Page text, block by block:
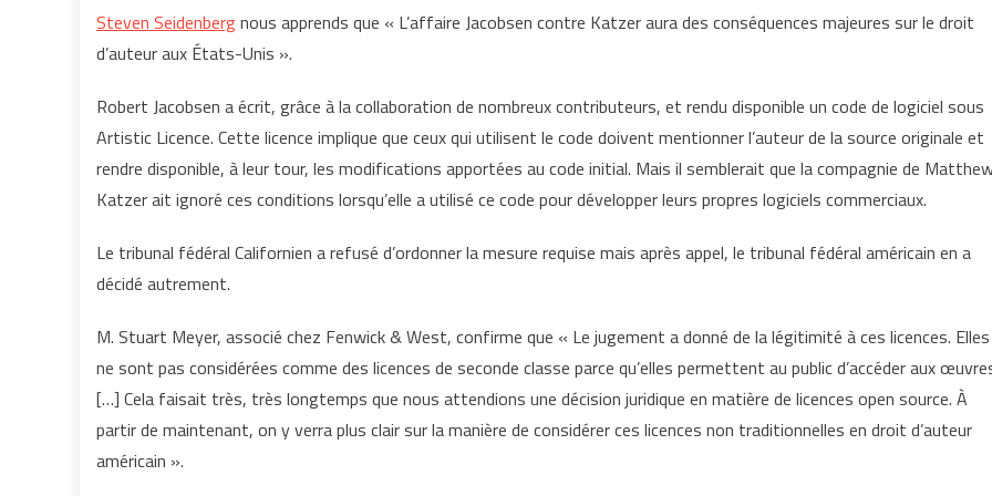
Steven Seidenbergnous apprends que « L’affaire Jacobsen contre Katzer aura des conséquences majeures sur le droit
d’auteur aux États-Unis ».
Robert Jacobsen a écrit, grâce à la collaboration de nombreux contributeurs, et rendu disponible un code de logiciel sous
Artistic Licence. Cette licence implique que ceux qui utilisent le code doivent mentionner l’auteur de la source originale et
rendre disponible, à leur tour, les modifications apportées au code initial. Mais il semblerait que la compagnie de
Katzer ait ignoré ces conditions lorsqu’elle a utilisé ce code pour développer leurs propres logiciels commerciaux.
Le tribunal fédéral Californien a refusé d’ordonner la mesure requise mais après appel, le tribunal fédéral américain en a
décidé autrement.
M. Stuart Meyer, associé chez Fenwick & West, confirme que « Le jugement a donné de la légitimité à ces licences. Elles
ne sont pas considérées comme des licences de seconde classe parce qu’elles permettent au public d’accéder aux
[…] Cela faisait très, très longtemps que nous attendions une décision juridique en matière de licences open source. À
partir de maintenant, on y verra plus clair sur la manière de considérer ces licences non traditionnelles en droit d’auteur
américain ».